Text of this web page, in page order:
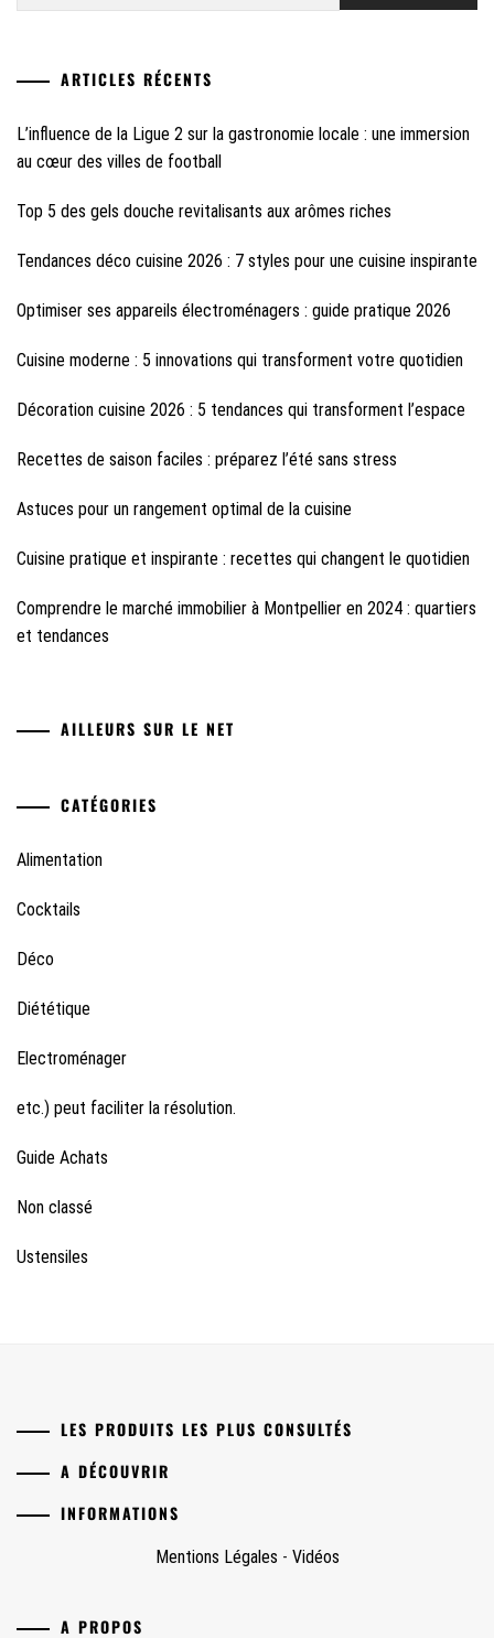
ARTICLES RÉCENTS
L’influence de la Ligue 2 sur la gastronomie locale : une immersion
au cœur des villes de football
Top 5 des gels douche revitalisants aux arômes riches
Tendances déco cuisine 2026 : 7 styles pour une cuisine inspirante
Optimiser ses appareils électroménagers : guide pratique 2026
Cuisine moderne : 5 innovations qui transforment votre quotidien
Décoration cuisine 2026 : 5 tendances qui transforment l’espace
Recettes de saison faciles : préparez l’été sans stress
Astuces pour un rangement optimal de la cuisine
Cuisine pratique et inspirante : recettes qui changent le quotidien
Comprendre le marché immobilier à Montpellier en 2024 : quartiers
et tendances
AILLEURS SUR LE NET
CATÉGORIES
Alimentation
Cocktails
Déco
Diététique
Electroménager
etc.) peut faciliter la résolution.
Guide Achats
Non classé
Ustensiles
LES PRODUITS LES PLUS CONSULTÉS
A DÉCOUVRIR
INFORMATIONS
Mentions Légales - Vidéos
A PROPOS